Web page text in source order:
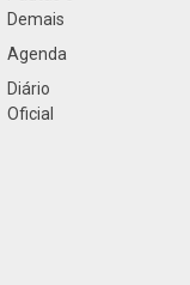
Demais
Agenda
Diário
Oficial